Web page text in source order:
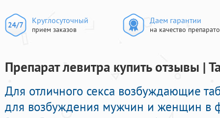
Круглосуточный
прием заказов
Даем гарантии
на качество
Препарат левитра купить отзывы |
Для отличного секса возбуждающие
для возбуждения мужчин и женщин в